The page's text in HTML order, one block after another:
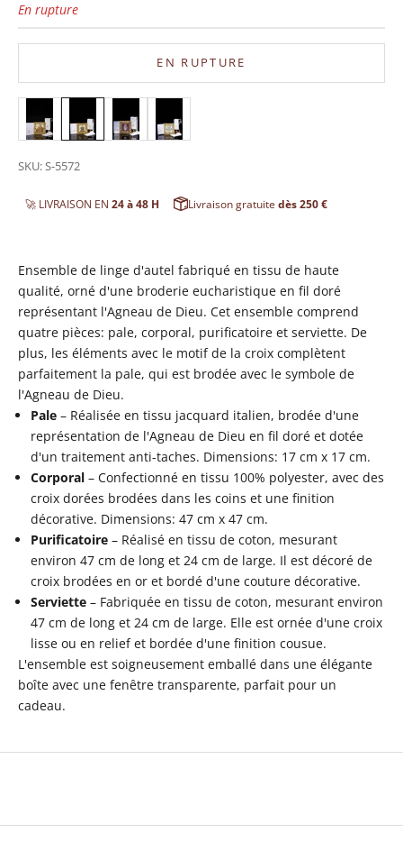
En rupture
EN RUPTURE
SKU: S-5572
🚀 LIVRAISON EN 24 à 48 H Livraison gratuite dès 250 €
Ensemble de linge d'autel fabriqué en tissu de haute
qualité, orné d'une broderie eucharistique en fil doré
représentant l'Agneau de Dieu. Cet ensemble comprend
quatre pièces: pale, corporal, purificatoire et serviette. De
plus, les éléments avec le motif de la croix complètent
parfaitement la pale, qui est brodée avec le symbole de
l'Agneau de Dieu.
Pale – Réalisée en tissu jacquard italien, brodée d'une
représentation de l'Agneau de Dieu en fil doré et dotée
d'un traitement anti-taches. Dimensions: 17 cm x 17 cm.
Corporal – Confectionné en tissu 100% polyester, avec des
croix dorées brodées dans les coins et une finition
décorative. Dimensions: 47 cm x 47 cm.
Purificatoire – Réalisé en tissu de coton, mesurant
environ 47 cm de long et 24 cm de large. Il est décoré de
croix brodées en or et bordé d'une couture décorative.
Serviette – Fabriquée en tissu de coton, mesurant environ
47 cm de long et 24 cm de large. Elle est ornée d'une croix
lisse ou en relief et bordée d'une finition cousue.
L'ensemble est soigneusement emballé dans une élégante
boîte avec une fenêtre transparente, parfait pour un
cadeau.